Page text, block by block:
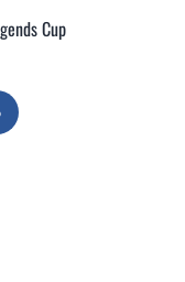
Cup